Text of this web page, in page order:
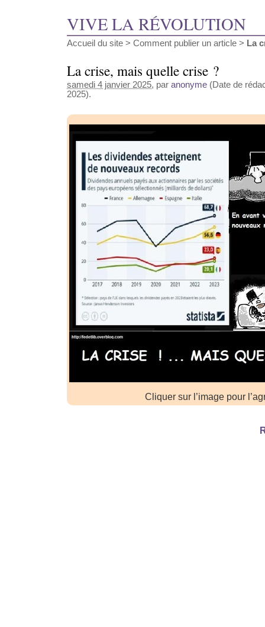
VIVE LA RÉVOLUTION
Accueil du site > Comment publier un article > La
La crise, mais quelle crise ?
samedi 4 janvier 2025, par anonyme (Date de
2025).
Cliquer sur l’image pour